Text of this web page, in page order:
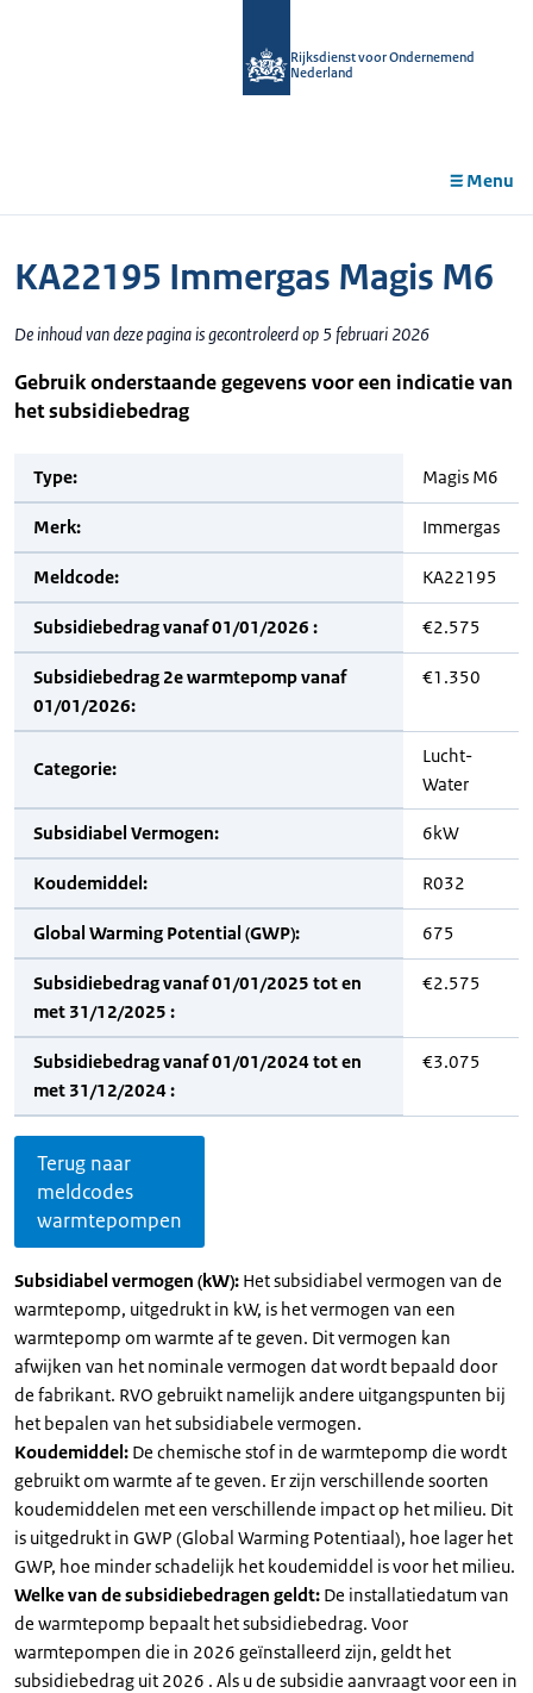
Rijksdienst voor Ondernemend
Nederland
Menu
KA22195 Immergas Magis M6
De inhoud van deze pagina is gecontroleerd op 5 februari 2026
Gebruik onderstaande gegevens voor een indicatie van
het subsidiebedrag
Type: Magis M6
Merk: Immergas
Meldcode: KA22195
Subsidiebedrag vanaf 01/01/2026 : €2.575
Subsidiebedrag 2e warmtepomp vanaf
01/01/2026:
€1.350
Categorie:
Lucht-
Water
Subsidiabel Vermogen: 6kW
Koudemiddel: R032
Global Warming Potential (GWP): 675
Subsidiebedrag vanaf 01/01/2025 tot en
met 31/12/2025 :
€2.575
Subsidiebedrag vanaf 01/01/2024 tot en
met 31/12/2024 :
€3.075
Terug naar
meldcodes
warmtepompen
Subsidiabel vermogen (kW): Het subsidiabel vermogen van de
warmtepomp, uitgedrukt in kW, is het vermogen van een
warmtepomp om warmte af te geven. Dit vermogen kan
afwijken van het nominale vermogen dat wordt bepaald door
de fabrikant. RVO gebruikt namelijk andere uitgangspunten bij
het bepalen van het subsidiabele vermogen.
Koudemiddel: De chemische stof in de warmtepomp die wordt
gebruikt om warmte af te geven. Er zijn verschillende soorten
koudemiddelen met een verschillende impact op het milieu. Dit
is uitgedrukt in GWP (Global Warming Potentiaal), hoe lager het
GWP, hoe minder schadelijk het koudemiddel is voor het milieu.
Welke van de subsidiebedragen geldt: De installatiedatum van
de warmtepomp bepaalt het subsidiebedrag. Voor
warmtepompen die in 2026 geïnstalleerd zijn, geldt het
subsidiebedrag uit 2026 . Als u de subsidie aanvraagt voor een in